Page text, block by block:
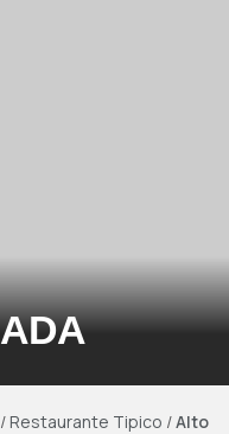
/Restaurante Tipico /Alto